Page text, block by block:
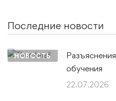
Последние новости
НОВОСТЬ
обучения
22.07.2026